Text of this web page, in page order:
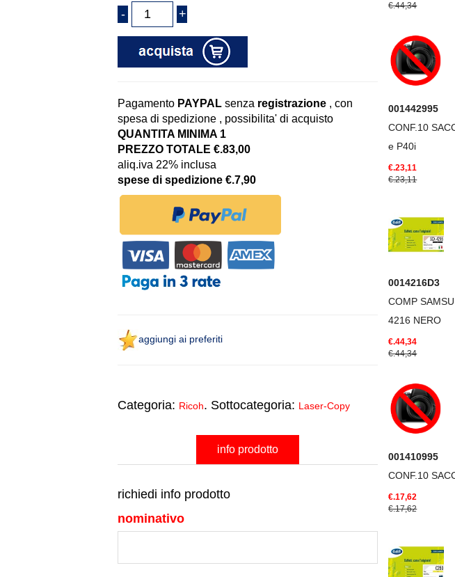
Pagamento PAYPAL senza registrazione , con
spesa di spedizione , possibilita' di acquisto
QUANTITA MINIMA 1
PREZZO TOTALE €.83,00
aliq.iva 22% inclusa
spese di spedizione €.7,90
aggiungi ai preferiti
Categoria: Ricoh. Sottocategoria: Laser-Copy
info prodotto
richiedi info prodotto
nominativo
€.44,34
001442995
CONF.10
e P40i
€.23,11
€.23,11
0014216D3
COMP
4216 NERO
€.44,34
€.44,34
001410995
CONF.10
€.17,62
€.17,62